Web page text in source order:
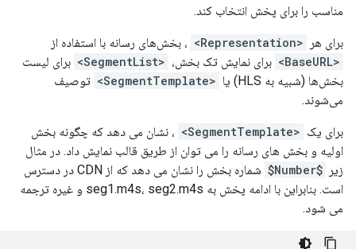
مناسب را برای پخش انتخاب کند.
برای هر <Representation>
، بخش‌های رسانه با استفاده از
<BaseURL>
برای نمایش تک بخش، <SegmentList>
برای لیست
بخش‌ها (شبیه به HLS) یا
<SegmentTemplate>
توصیف
می‌شوند.
برای یک <SegmentTemplate>
، نشان می دهد که چگونه بخش
اولیه و بخش های رسانه را می توان از طریق قالب نمایش داد. در مثال
زیر $Number$
شماره بخش را نشان می دهد که از CDN در دسترس
است. بنابراین با ادامه پخش به seg1.m4s، seg2.m4s و غیره ترجمه
می شود.